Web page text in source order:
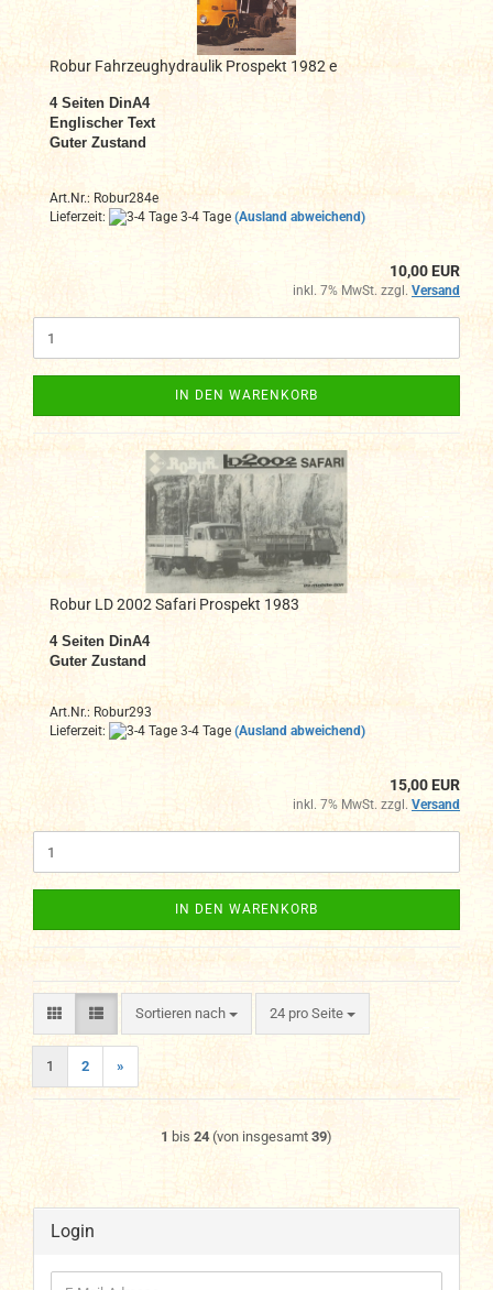
Robur Fahrzeughydraulik Prospekt 1982 e
4 Seiten DinA4
Englischer Text
Guter Zustand
Art.Nr.: Robur284e
Lieferzeit:
3-4 Tage (Ausland abweichend)
10,00 EUR
inkl. 7% MwSt. zzgl. Versand
IN DEN WARENKORB
Robur LD 2002 Safari Prospekt 1983
4 Seiten DinA4
Guter Zustand
Art.Nr.: Robur293
Lieferzeit:
3-4 Tage (Ausland abweichend)
15,00 EUR
inkl. 7% MwSt. zzgl. Versand
IN DEN WARENKORB
Sortieren nach
Sortieren nach 24 pro Seite
pro Seite
1 2 »
1 bis 24(von insgesamt 39)
Login